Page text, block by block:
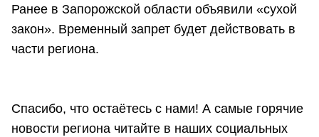
Ранее в Запорожской области объявили «сухой
закон». Временный запрет будет действовать в
части региона.
Спасибо, что остаётесь с нами! А самые горячие
новости региона читайте в наших социальных